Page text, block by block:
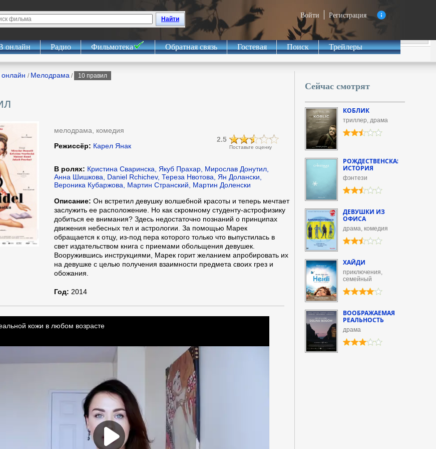
Войти Регистрация
Найти
онлайн Радио Фильмотека Обратная связь Гостевая Поиск Трейлеры
/ Мелодрама / 10 правил
мелодрама, комедия
Поставьте оценку
2.5
Режиссёр: Карел Янак
В ролях: Кристина Сваринска, Якуб Прахар, Мирослав Донутил,
Анна Шишкова, Daniel Rchichev, Тереза Нвотова, Ян Долански,
Вероника Кубаржова, Мартин Странский, Мартин Доленски
Описание: Он встретил девушку волшебной красоты и теперь мечтает
заслужить ее расположение. Но как скромному студенту-астрофизику
добиться ее внимания? Здесь недостаточно познаний о принципах
движения небесных тел и астрологии. За помощью Марек
обращается к отцу, из-под пера которого только что выпустилась в
свет издательством книга с приемами обольщения девушек.
Вооружившись инструкциями, Марек горит желанием апробировать их
на девушке с целью получения взаимности предмета своих грез и
обожания.
Год: 2014
Сейчас смотрят
КОБЛИК
триллер, драма
РОЖДЕСТВЕНСКАЯ
ИСТОРИЯ
фэнтези
ДЕВУШКИ ИЗ
ОФИСА
драма, комедия
ХАЙДИ
приключения,
семейный
ВООБРАЖАЕМАЯ
РЕАЛЬНОСТЬ
драма